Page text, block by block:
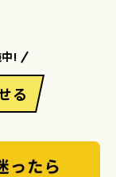
!
る